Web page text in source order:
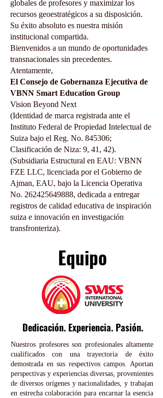
globales de profesores y maximizar los
recursos geoestratégicos a su disposición.
Su éxito absoluto es nuestra misión
institucional compartida.
Bienvenidos a un mundo de oportunidades
transnacionales sin precedentes.
Atentamente,
El Consejo de Gobernanza Ejecutiva de
VBNN Smart Education Group
Vision Beyond Next
(Identidad de marca registrada ante el
Instituto Federal de Propiedad Intelectual de
Suiza bajo el Reg. No. 845306;
Clasificación de Niza: 9, 41, 42).
(Subsidiaria Estructural en EAU: VBNN
FZE LLC, licenciada por el Gobierno de
Ajman, EAU, bajo la Licencia Operativa
No. 262425649888, dedicada a entregar
registros de calidad educativa de inspiración
suiza e innovación en investigación
transfronteriza).
Equipo
Dedicación. Experiencia. Pasión.
Nuestros profesores son profesionales altamente
cualificados con una trayectoria de éxito
demostrada en sus respectivos campos. Aportan
perspectivas y experiencias diversas, provenientes
de diversos orígenes y nacionalidades, y trabajan
en estrecha colaboración para encarnar la esencia